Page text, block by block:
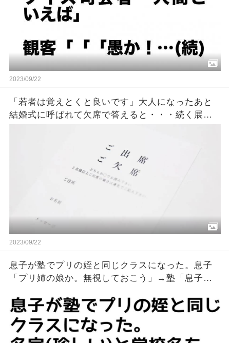
2023/09/22
「若者は覚えとくと良いです」大人になったあと
結婚式に呼ばれて欠席で答えると・・・続く展開
2023/09/22
息子が塾でプリの姪と同じクラスになった。息子
「プリ姉の娘か。無視しておこう」→塾「息子さ